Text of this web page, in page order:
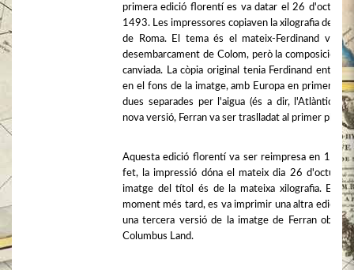
primera edició florentí es va datar el 26 d'octubre
1493. Les impressores copiaven la xilografia de
de Roma. El tema és el mateix-Ferdinand
desembarcament de Colom, però la composició va
canviada. La còpia original tenia Ferdinand
en el fons de la imatge, amb Europa en primer pla,
dues separades per l'aigua (és a dir, l'Atlàntic).
nova versió, Ferran va ser traslladat al primer pla.
Aquesta edició florentí va ser reimpresa en 1495;
fet, la impressió dóna el mateix dia 26 d'octubre.
imatge del títol és de la mateixa xilografia. En
moment més tard, es va imprimir una altra edició,
una tercera versió de la imatge de Ferran
Columbus Land.